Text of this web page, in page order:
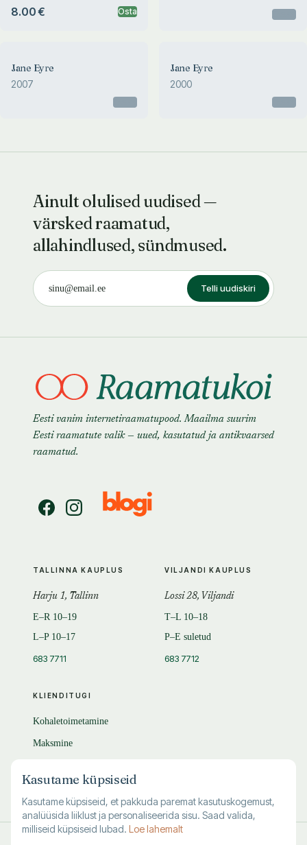
8.00 € Osta
Jane Eyre
2007
Jane Eyre
2000
Ainult olulised uudised —
värsked raamatud,
allahindlused, sündmused.
Telli uudiskiri
Eesti vanim internetiraamatupood. Maailma suurim
Eesti raamatute valik — uued, kasutatud ja antikvaarsed
raamatud.
KLIENDITUGI
Kohaletoimetamine
Maksmine
KKK
TALLINNA KAUPLUS
Harju 1, Tallinn
E–R 10–19
L–P 10–17
683 7711
VILJANDI KAUPLUS
Lossi 28, Viljandi
T–L 10–18
P–E suletud
683 7712
Kasutame küpsiseid
Kasutame küpsiseid, et pakkuda paremat kasutuskogemust,
analüüsida liiklust ja personaliseerida sisu. Saad valida,
milliseid küpsiseid lubad. Loe lahemalt